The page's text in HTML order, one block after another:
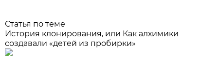
Статья по теме
История клонирования, или Как алхимики
создавали «детей из пробирки»